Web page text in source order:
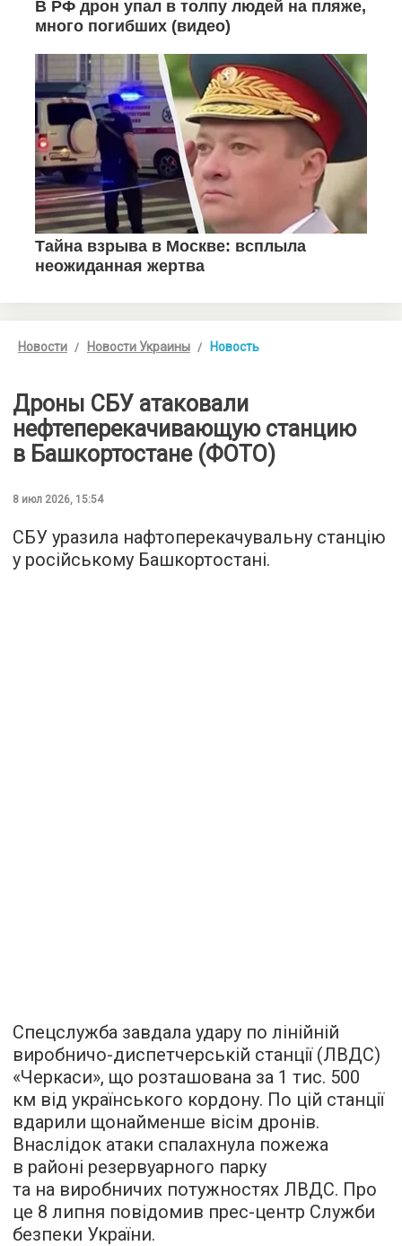
Новости Новости Украины Новость
Дроны СБУ атаковали
нефтеперекачивающую станцию
в Башкортостане (ФОТО)
8 июл 2026, 15:54
СБУ уразила нафтоперекачувальну станцію
у російському Башкортостані.
Спецслужба завдала удару по лінійній
виробничо-диспетчерській станції (ЛВДС)
«Черкаси», що розташована за 1 тис. 500
км від українського кордону. По цій станції
вдарили щонайменше вісім дронів.
Внаслідок атаки спалахнула пожежа
в районі резервуарного парку
та на виробничих потужностях ЛВДС. Про
це 8 липня повідомив прес-центр Служби
безпеки України.